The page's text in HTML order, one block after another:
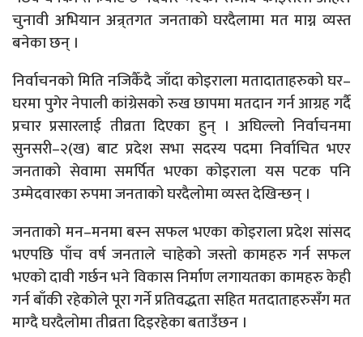
चुनावी अभियान अन्र्तगत जनताको घरदैलामा मत माग्न व्यस्त
बनेका छन् ।
निर्वाचनको मिति नजिकैँदै जाँदा कोइराला मतादाताहरुको घर–
घरमा पुगेर नेपाली कांग्रेसको रुख छापमा मतदान गर्न आग्रह गर्दै
प्रचार प्रसारलाई तीव्रता दिएका हुन् । अघिल्लो निर्वाचनमा
सुनसरी–२(ख) बाट प्रदेश सभा सदस्य पदमा निर्वाचित भएर
जनताको सेवामा समर्पित भएका कोइराला यस पटक पनि
उम्मेदवारका रुपमा जनताको घरदैलोमा व्यस्त देखिन्छन् ।
जनताको मन–मनमा बस्न सफल भएका कोइराला प्रदेश सांसद
भएपछि पाँच वर्ष जनताले चाहेको जस्तो कामहरु गर्न सफल
भएको दावी गर्छन भने विकास निर्माण लगायतका कामहरु केही
गर्न बाँकी रहेकोले पूरा गर्ने प्रतिवद्धता सहित मतदाताहरुसँग मत
माग्दै घरदैलोमा तीव्रता दिइरहेका बताउँछन ।